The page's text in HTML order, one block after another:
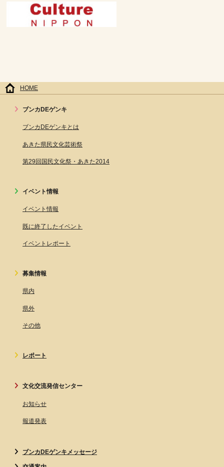
HOME
ブンカDEゲンキ
ブンカDEゲンキとは
あきた県民文化芸術祭
第29回国民文化祭・あきた2014
イベント情報
イベント情報
既に終了したイベント
イベントレポート
募集情報
県内
県外
その他
レポート
文化交流発信センター
お知らせ
報道発表
ブンカDEゲンキメッセージ